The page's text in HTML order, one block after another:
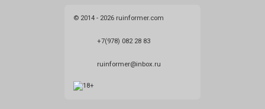
© 2014 - 2026 ruinformer.com
+7(978) 082 28 83
ruinformer@inbox.ru